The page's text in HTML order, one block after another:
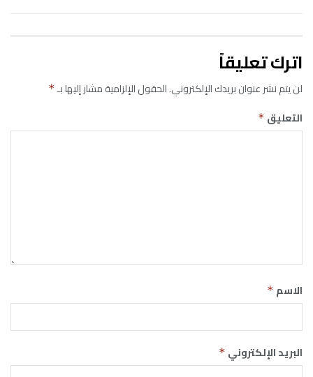
اترك تعليقاً
لن يتم نشر عنوان بريدك الإلكتروني.الحقول الإلزامية مشار إليها بـ*
التعليق *
الاسم *
البريد الإلكتروني *